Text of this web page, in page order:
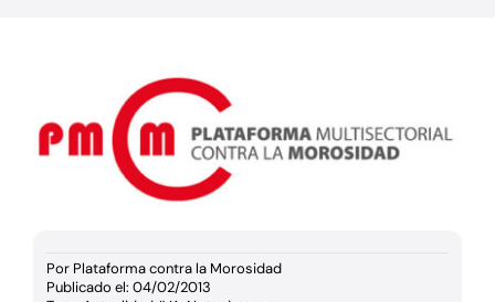
Documentación
Agenda
Por Plataforma contra la Morosidad
Publicado el: 04/02/2013